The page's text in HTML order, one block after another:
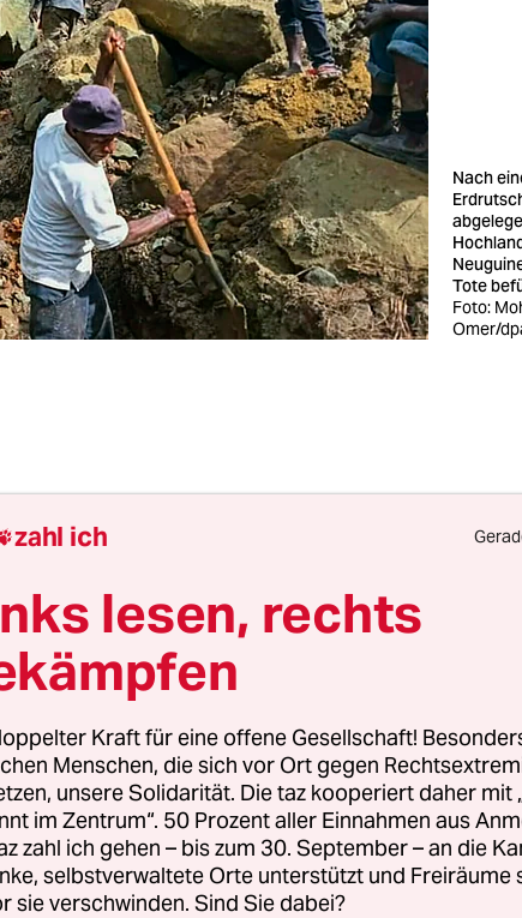
Nach
Tote
Foto:
Omer/
vergangenen Freitag geschah die
im Norden Papua-Neuguineas.
The National
zitiert werden,
einer Bombenexplosion. Ein
Gärten, Wege in Sekundenschnelle
Care Australia sind die Stein-
hoch und erstrecken sich auf ein
zahl ich
lesen, rechts
Kraft für eine offene Gesellschaft!
Menschen, die sich vor Ort gegen
unsere Solidarität. Die taz kooperiert daher mit
im Zentrum“. 50 Prozent aller Einnahmen aus
zahl ich gehen – bis zum 30. September – an die
selbstverwaltete Orte unterstützt und Freiräume
sie verschwinden. Sind Sie dabei?